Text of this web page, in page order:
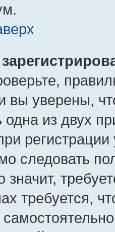
вы уверены,
из двух
следовать
значит,
требуется,